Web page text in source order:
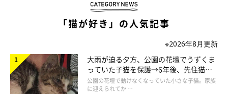
ねこのきもちweb
「猫が好き」の人気記事
※2026年8月更新
大雨が迫る夕方、公園の花壇でうずくま
っていた子猫を保護→6年後、先住猫
と“姉妹”のような関係に
公園の花壇で動けなくなっていた小さな子猫。家族
に迎えられてか …